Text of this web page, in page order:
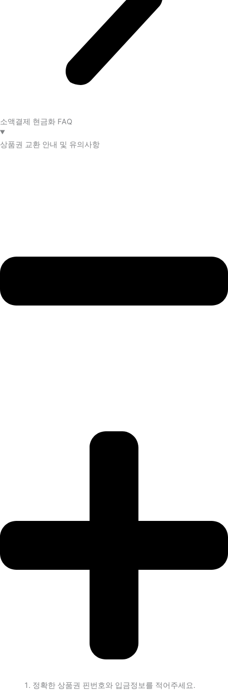
소액결제 현금화 FAQ​
상품권 교환 안내 및 유의사항
정확한 상품권 핀번호와 입금정보를 적어주세요.